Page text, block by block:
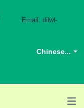
Email: dilwl-
Chinese...